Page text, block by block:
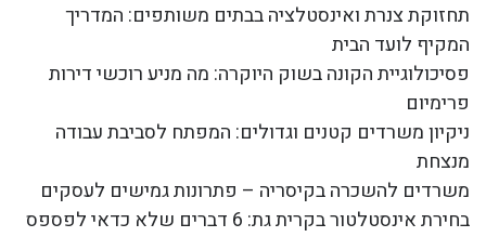
תחזוקת צנרת ואינסטלציה בבתים משותפים: המדריך
המקיף לועד הבית
פסיכולוגיית הקונה בשוק היוקרה: מה מניע רוכשי דירות
פרימיום
ניקיון משרדים קטנים וגדולים: המפתח לסביבת עבודה
מנצחת
משרדים להשכרה בקיסריה – פתרונות גמישים לעסקים
בחירת אינסטלטור בקרית גת: 6 דברים שלא כדאי לפספס